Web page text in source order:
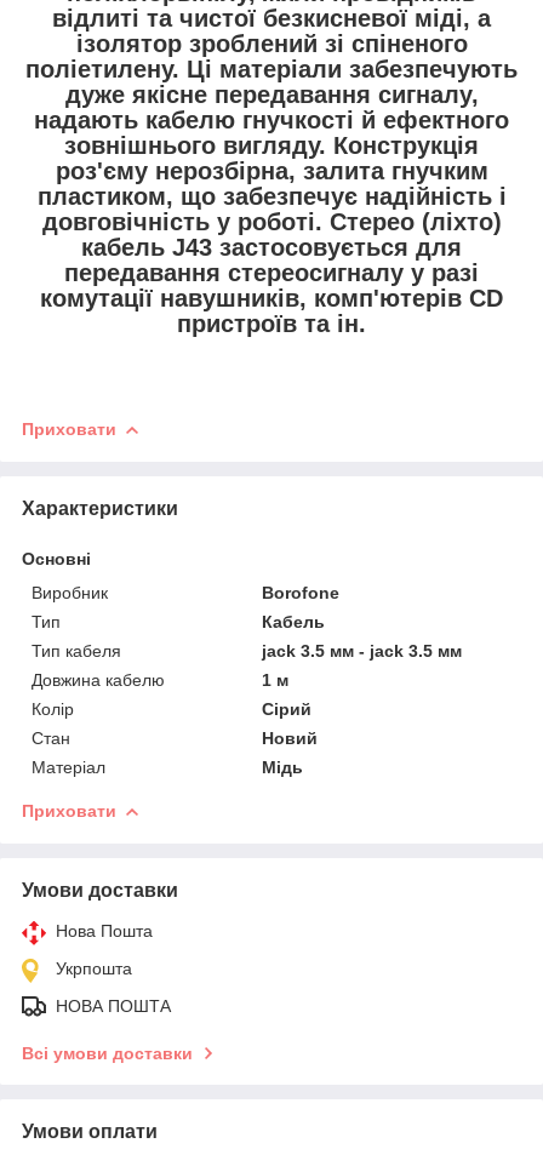
відлиті та чистої безкисневої міді, а
ізолятор зроблений зі спіненого
поліетилену. Ці матеріали забезпечують
дуже якісне передавання сигналу,
надають кабелю гнучкості й ефектного
зовнішнього вигляду. Конструкція
роз'єму нерозбірна, залита гнучким
пластиком, що забезпечує надійність і
довговічність у роботі. Стерео (ліхто)
кабель J43 застосовується для
передавання стереосигналу у разі
комутації навушників, комп'ютерів CD
пристроїв та ін.
Приховати
Характеристики
Основні
Виробник
Borofone
Тип
Кабель
Тип кабеля
jack 3.5 мм - jack 3.5 мм
Довжина кабелю
1 м
Колір
Сірий
Стан
Новий
Матеріал
Мідь
Приховати
Умови доставки
Нова Пошта
Укрпошта
НОВА ПОШТА
Всі умови доставки
Умови оплати